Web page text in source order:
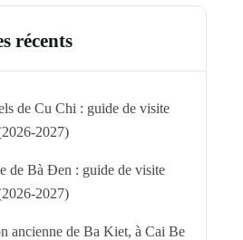
récents
de Cu Chi : guide de visite
2027)
de Bà Đen : guide de visite
2027)
ancienne de Ba Kiet, à Cai Be